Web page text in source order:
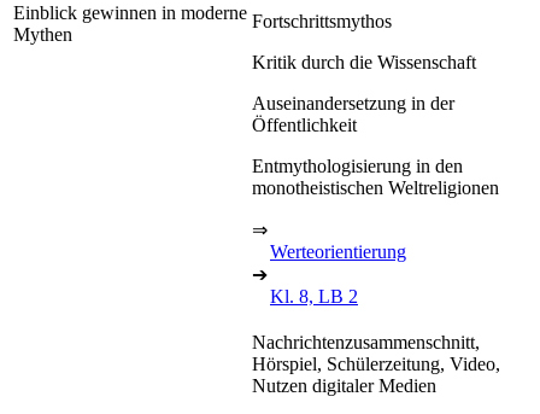
Einblick gewinnen in moderne
Mythen
Fortschrittsmythos
Kritik durch die Wissenschaft
Auseinandersetzung in der
Öffentlichkeit
Entmythologisierung in den
monotheistischen Weltreligionen
⇒
Werteorientierung
➔
Kl. 8, LB 2
Nachrichtenzusammenschnitt,
Hörspiel, Schülerzeitung, Video,
Nutzen digitaler Medien